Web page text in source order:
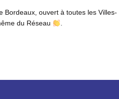
Bordeaux, ouvert à toutes les Villes-
du Réseau
.